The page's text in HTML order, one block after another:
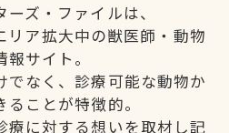
ズ・ファイルは、
リア拡大中の獣医師・動物
報サイト。
でなく、診療可能な動物か
ることが特徴的。
療に対する想いを取材し記